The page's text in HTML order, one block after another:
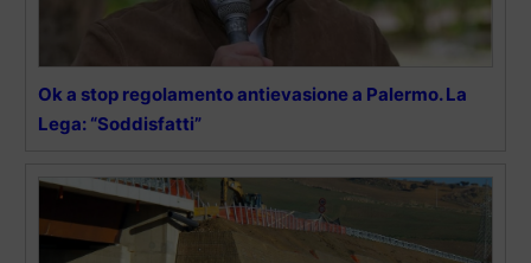
Ok a stop regolamento antievasione a Palermo. La
Lega: “Soddisfatti”